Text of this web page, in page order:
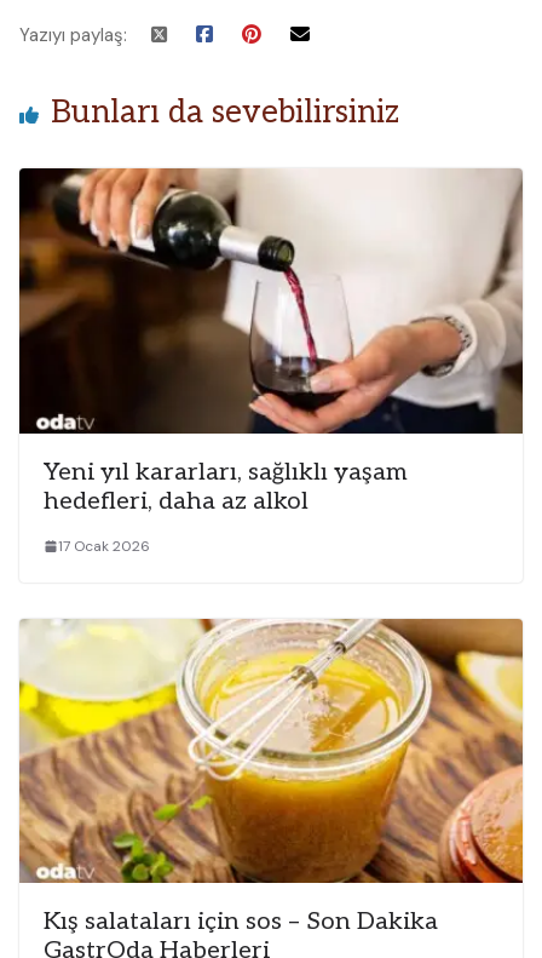
Yazıyı paylaş:
Bunları da sevebilirsiniz
Yeni yıl kararları, sağlıklı yaşam
hedefleri, daha az alkol
17 Ocak 2026
Kış salataları için sos – Son Dakika
GastrOda Haberleri